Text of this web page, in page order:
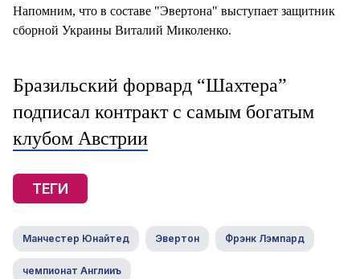
Напомним, что в составе "Эвертона" выступает защитник
сборной Украины Виталий Миколенко.
Бразильский форвард “Шахтера”
подписал контракт с самым богатым
клубом Австрии
ТЕГИ
Манчестер Юнайтед Эвертон Фрэнк Лэмпард
чемпионат Англииъ